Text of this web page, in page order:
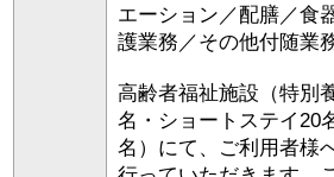
エーション／配膳／食
護業務／その他付随業
高齢者福祉施設（特別
名・ショートステイ20
名）にて、ご利用者様